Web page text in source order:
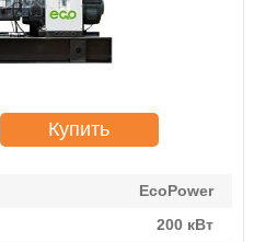
Купить
EcoPower
200 кВт